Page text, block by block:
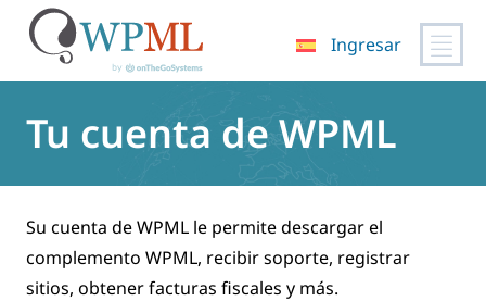
contenido
Ingresar
Tu cuenta de WPML
Su cuenta de WPML le permite descargar el
complemento WPML, recibir soporte, registrar
sitios, obtener facturas fiscales y más.